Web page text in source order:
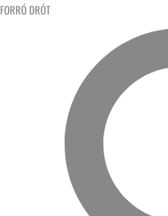
FORRÓ DRÓT